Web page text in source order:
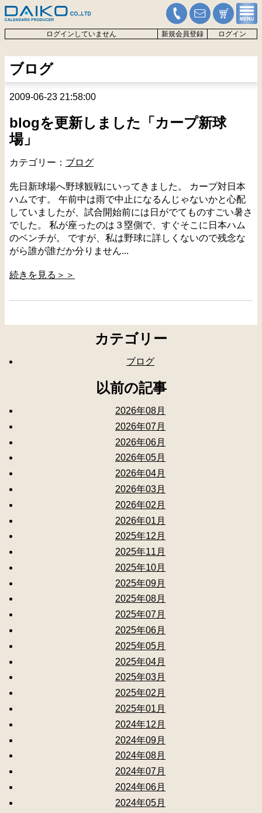
ログインしていません 新規会員登録 ログイン
ブログ
2009-06-23 21:58:00
blogを更新しました「カープ新球
場」
カテゴリー： ブログ
先日新球場へ野球観戦にいってきました。 カープ対日本
ハムです。 午前中は雨で中止になるんじゃないかと心配
していましたが、試合開始前には日がでてものすごい暑さ
でした。 私が座ったのは３塁側で、すぐそこに日本ハム
のベンチが。 ですが、私は野球に詳しくないので残念な
がら誰が誰だか分りません...
続きを見る＞＞
カテゴリー
ブログ
以前の記事
2026年08月
2026年07月
2026年06月
2026年05月
2026年04月
2026年03月
2026年02月
2026年01月
2025年12月
2025年11月
2025年10月
2025年09月
2025年08月
2025年07月
2025年06月
2025年05月
2025年04月
2025年03月
2025年02月
2025年01月
2024年12月
2024年09月
2024年08月
2024年07月
2024年06月
2024年05月